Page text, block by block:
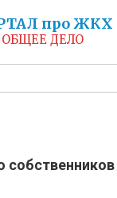
про ЖКХ
ОБЩЕЕ ДЕЛО